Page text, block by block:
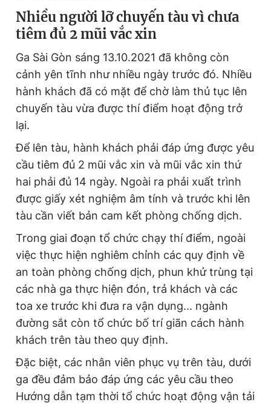
Nhiều người lỡ chuyến tàu vì chưa
tiêm đủ 2 mũi vắc xin
Ga Sài Gòn sáng 13.10.2021 đã không còn
cảnh yên tĩnh như nhiều ngày trước đó. Nhiều
hành khách đã có mặt để chờ làm thủ tục lên
chuyến tàu vừa được thí điểm hoạt động trở
lại.
Để lên tàu, hành khách phải đáp ứng được yêu
cầu tiêm đủ 2 mũi vắc xin và mũi vắc xin thứ
hai phải đủ 14 ngày. Ngoài ra phải xuất trình
được giấy xét nghiệm âm tính và trước khi lên
tàu cần viết bản cam kết phòng chống dịch.
Trong giai đoạn tổ chức chạy thí điểm, ngoài
việc thực hiện nghiêm chỉnh các quy định về
an toàn phòng chống dịch, phun khử trùng tại
các nhà ga thực hiện đón, trả khách và các
toa xe trước khi đưa ra vận dụng... ngành
đường sắt còn tổ chức bố trí giãn cách hành
khách trên tàu theo quy định.
Đặc biệt, các nhân viên phục vụ trên tàu, dưới
ga đều đảm bảo đáp ứng các yêu cầu theo
Hướng dẫn tạm thời tổ chức hoạt động vận tải